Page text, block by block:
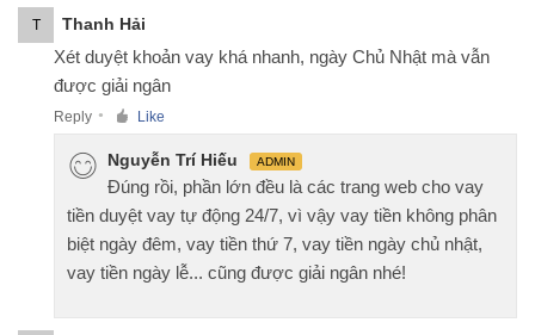
T Thanh Hải
Xét duyệt khoản vay khá nhanh, ngày Chủ Nhật mà vẫn
được giải ngân
Reply ● Like
Nguyễn Trí Hiếu ADMIN
Đúng rồi, phần lớn đều là các trang web cho vay
tiền duyệt vay tự động 24/7, vì vậy vay tiền không phân
biệt ngày đêm, vay tiền thứ 7, vay tiền ngày chủ nhật,
vay tiền ngày lễ... cũng được giải ngân nhé!